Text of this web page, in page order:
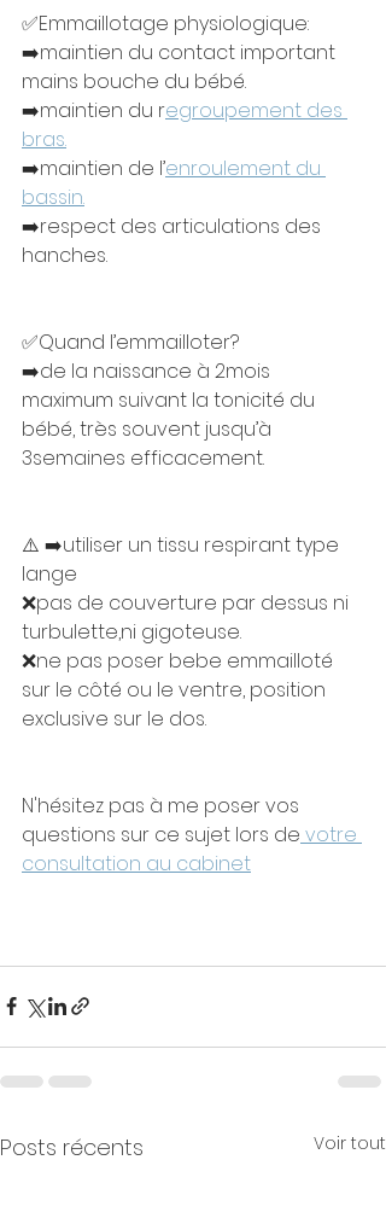
✅Emmaillotage physiologique:
➡️maintien du contact important
mains bouche du bébé.
➡️maintien du regroupement des
bras.
➡️maintien de l’enroulement du
bassin.
➡️respect des articulations des
hanches.
✅Quand l’emmailloter?
➡️de la naissance à 2mois
maximum suivant la tonicité du
bébé, très souvent jusqu’à
3semaines efficacement.
⚠️ ➡️utiliser un tissu respirant type
lange
❌pas de couverture par dessus ni
turbulette,ni gigoteuse.
❌ne pas poser bebe emmailloté
sur le côté ou le ventre, position
exclusive sur le dos.
N'hésitez pas à me poser vos
questions sur ce sujet lors de votre
consultation au cabinet
Posts récents Voir tout